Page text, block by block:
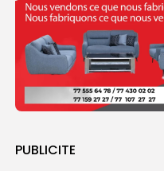
PUBLICITE